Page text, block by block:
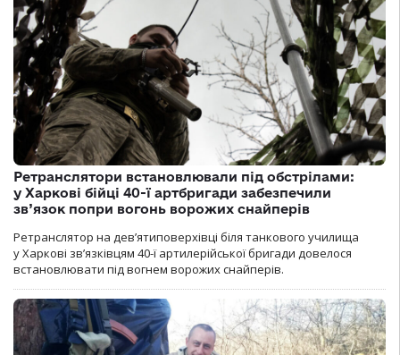
Ретранслятори встановлювали під обстрілами:
у Харкові бійці 40-ї артбригади забезпечили
зв’язок попри вогонь ворожих снайперів
Ретранслятор на дев’ятиповерхівці біля танкового училища
у Харкові зв’язківцям 40-ї артилерійської бригади довелося
встановлювати під вогнем ворожих снайперів.